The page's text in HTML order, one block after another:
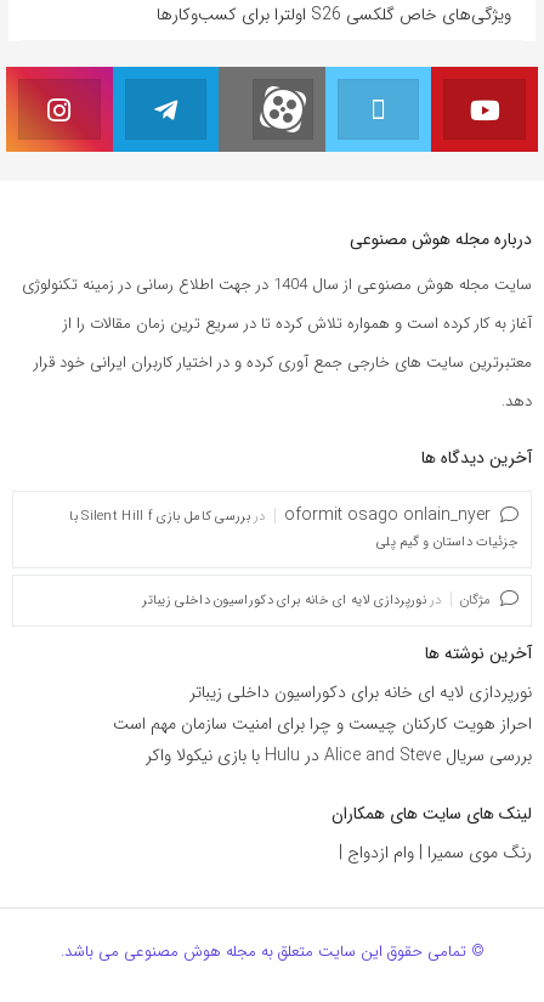
ویژگی‌های خاص گلکسی S26 اولترا برای کسب‌وکارها
درباره مجله هوش مصنوعی
سایت مجله هوش مصنوعی از سال 1404 در جهت اطلاع رسانی در زمینه تکنولوژی
آغاز به کار کرده است و همواره تلاش کرده تا در سریع ترین زمان مقالات را از
معتبرترین سایت های خارجی جمع آوری کرده و در اختیار کاربران ایرانی خود قرار
دهد.
آخرین دیدگاه ها
oformit osago onlain_nyer در
بررسی کامل بازی Silent Hill f با
جزئیات داستان و گیم پلی
مژگان در نورپردازی لایه ای خانه برای دکوراسیون داخلی زیباتر
آخرین نوشته ها
نورپردازی لایه ای خانه برای دکوراسیون داخلی زیباتر
احراز هویت کارکنان چیست و چرا برای امنیت سازمان مهم است
بررسی سریال Alice and Steve در Hulu با بازی نیکولا واکر
لینک های سایت های همکاران
رنگ موی سمیرا | وام ازدواج |
© تمامی حقوق این سایت متعلق به مجله هوش مصنوعی می باشد.